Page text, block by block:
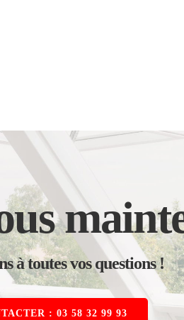
à toutes vos questions !
: 03 58 32 99 93